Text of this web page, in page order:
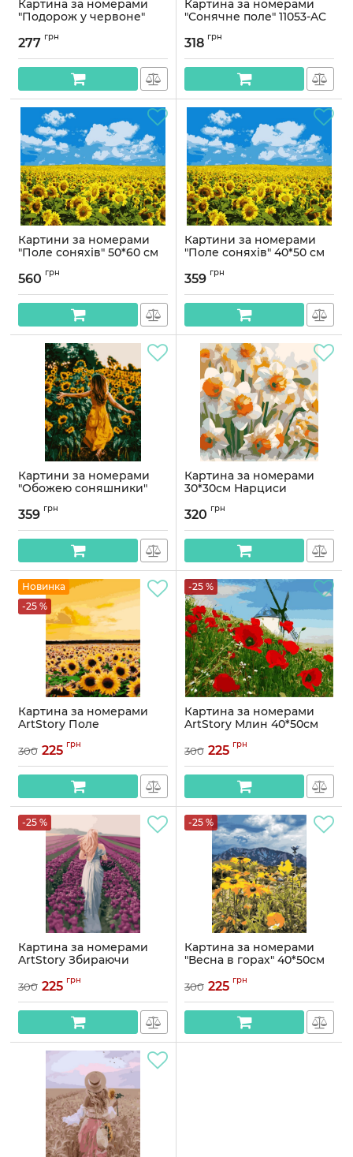
Картина за номерами
"Подорож у червоне"
30х40 см
Артикул:KHO6392
277 грн
Картина за номерами
"Сонячне поле" 11053-AC
Артикул:
318 грн
Картини за номерами
"Поле соняхів" 50*60 см
560 грн
Картини за номерами
"Поле соняхів" 40*50 см
359 грн
Картини за номерами
"Обожею соняшники"
Артикул:
359 грн
Картина за номерами
30*30см Нарциси
320 грн
Новинка
-25 %
Картина за номерами
ArtStory Поле
Артикул:AS1047
300 225 грн
-25 %
Картина за номерами
ArtStory Млин 40*50см
300 225 грн
-25 %
Картина за номерами
ArtStory Збираючи
Артикул:AS1006
300 225 грн
-25 %
Картина за номерами
"Весна в горах" 40*50см
300 225 грн